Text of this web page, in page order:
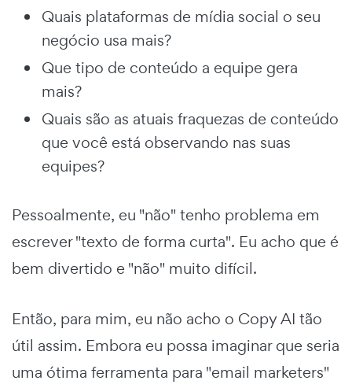
Quais plataformas de mídia social o seu
negócio usa mais?
Que tipo de conteúdo a equipe gera
mais?
Quais são as atuais fraquezas de conteúdo
que você está observando nas suas
equipes?
Pessoalmente, eu "não" tenho problema em
escrever "texto de forma curta". Eu acho que é
bem divertido e "não" muito difícil.
Então, para mim, eu não acho o Copy AI tão
útil assim. Embora eu possa imaginar que seria
uma ótima ferramenta para "email marketers"